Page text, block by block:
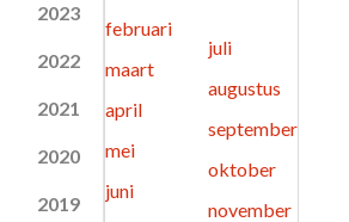
2023
2022
2021
2020
2019
februari
maart
april
mei
juni
juli
augustus
september
oktober
november